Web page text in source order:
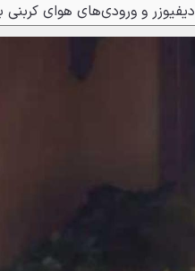
دیفیوزر و ورودی‌های هوای